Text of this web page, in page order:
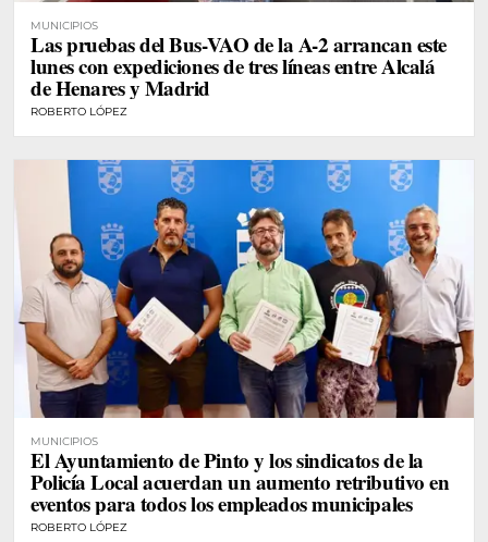
MUNICIPIOS
Las pruebas del Bus-VAO de la A-2 arrancan este
lunes con expediciones de tres líneas entre Alcalá
de Henares y Madrid
ROBERTO LÓPEZ
MUNICIPIOS
El Ayuntamiento de Pinto y los sindicatos de la
Policía Local acuerdan un aumento retributivo en
eventos para todos los empleados municipales
ROBERTO LÓPEZ